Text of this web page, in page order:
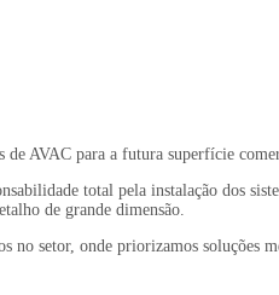
de AVAC para a futura superfície
total pela instalação dos
de grande dimensão.
no setor, onde priorizamos soluções